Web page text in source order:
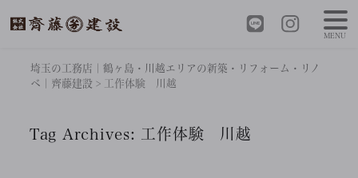
埼玉の工務店｜鶴ヶ島・川越エリアの新築・リフォーム・リノ
ベ｜齊藤建設 > 工作体験 川越
Tag Archives: 工作体験 川越
MENU